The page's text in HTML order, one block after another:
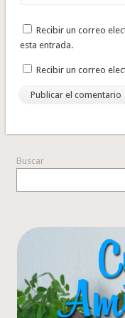
Recibir un correo
esta entrada.
Recibir un correo
Buscar